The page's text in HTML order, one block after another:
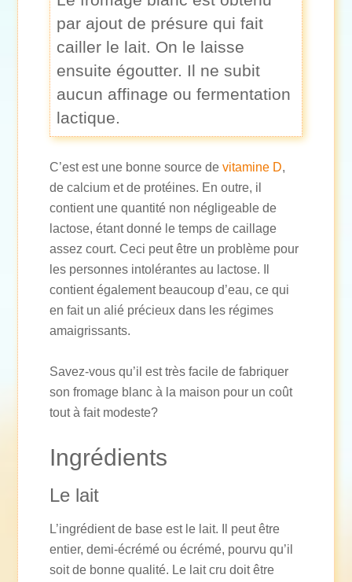
par ajout de présure qui fait
cailler le lait. On le laisse
ensuite égoutter. Il ne subit
aucun affinage ou fermentation
lactique.
C’est est une bonne source devitamine D,
de calcium et de protéines. En outre, il
contient une quantité non négligeable de
lactose, étant donné le temps de caillage
assez court. Ceci peut être un problème pour
les personnes intolérantes au lactose. Il
contient également beaucoup d’eau, ce qui
en fait un alié précieux dans les régimes
amaigrissants.
Savez-vous qu’il est très facile de fabriquer
son fromage blanc à la maison pour un coût
tout à fait modeste?
Ingrédients
Le lait
L’ingrédient de base est le lait. Il peut être
entier, demi-écrémé ou écrémé, pourvu qu’il
soit de bonne qualité. Le lait cru doit être